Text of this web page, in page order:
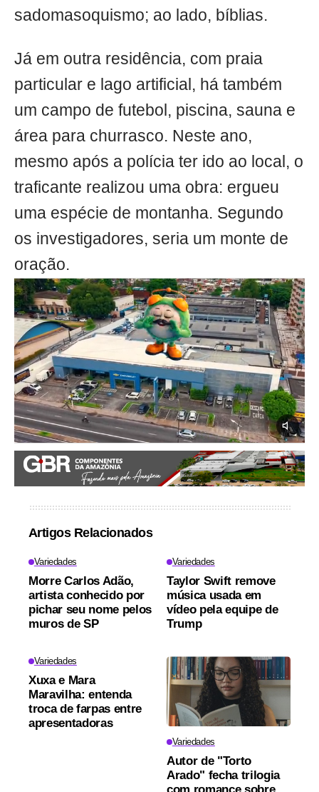
sadomasoquismo; ao lado, bíblias.
Já em outra residência, com praia
particular e lago artificial, há também
um campo de futebol, piscina, sauna e
área para churrasco. Neste ano,
mesmo após a polícia ter ido ao local, o
traficante realizou uma obra: ergueu
uma espécie de montanha. Segundo
os investigadores, seria um monte de
oração.
Artigos Relacionados
Variedades
Morre Carlos Adão,
artista conhecido por
pichar seu nome pelos
muros de SP
Variedades
Taylor Swift remove
música usada em
vídeo pela equipe de
Trump
Variedades
Xuxa e Mara
Maravilha: entenda
troca de farpas entre
apresentadoras
Variedades
Autor de "Torto
Arado" fecha trilogia